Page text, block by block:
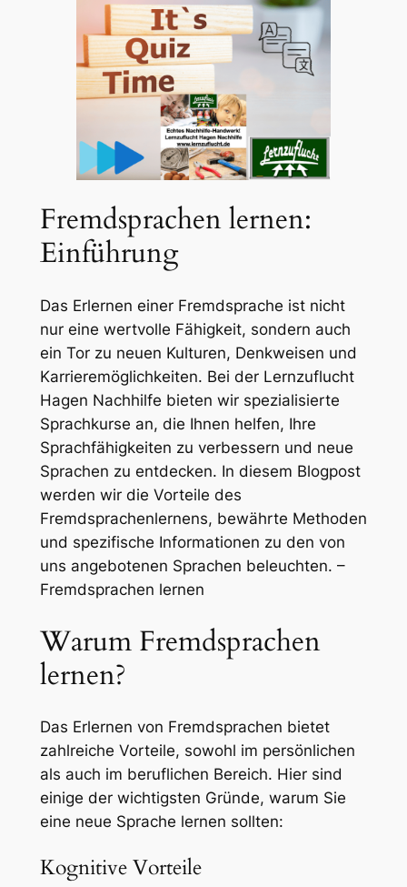
Fremdsprachen lernen:
Einführung
Das Erlernen einer Fremdsprache ist nicht
nur eine wertvolle Fähigkeit, sondern auch
ein Tor zu neuen Kulturen, Denkweisen und
Karrieremöglichkeiten. Bei der Lernzuflucht
Hagen Nachhilfe bieten wir spezialisierte
Sprachkurse an, die Ihnen helfen, Ihre
Sprachfähigkeiten zu verbessern und neue
Sprachen zu entdecken. In diesem Blogpost
werden wir die Vorteile des
Fremdsprachenlernens, bewährte Methoden
und spezifische Informationen zu den von
uns angebotenen Sprachen beleuchten. –
Fremdsprachen lernen
Warum Fremdsprachen
lernen?
Das Erlernen von Fremdsprachen bietet
zahlreiche Vorteile, sowohl im persönlichen
als auch im beruflichen Bereich. Hier sind
einige der wichtigsten Gründe, warum Sie
eine neue Sprache lernen sollten:
Kognitive Vorteile